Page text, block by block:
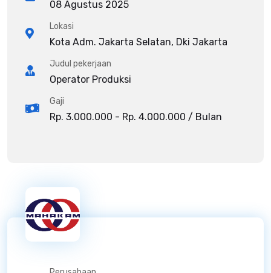
08 Agustus 2025
Lokasi
Kota Adm. Jakarta Selatan, Dki Jakarta
Judul pekerjaan
Operator Produksi
Gaji
Rp. 3.000.000 - Rp. 4.000.000 / Bulan